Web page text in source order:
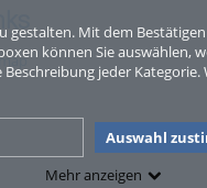
gestalten. Mit dem
können Sie auswählen,
jeder
Auswahl
Mehr anzeigen